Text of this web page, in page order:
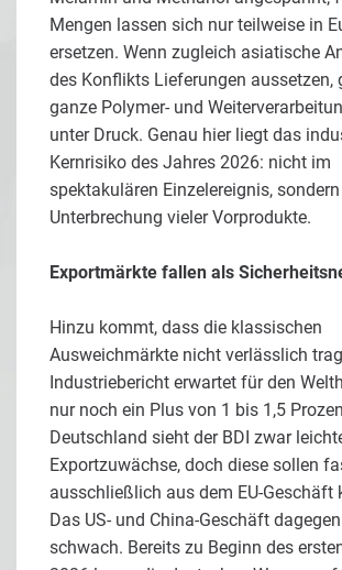
Mengen lassen sich nur teilweise in
ersetzen. Wenn zugleich asiatische
des Konflikts Lieferungen aussetzen,
ganze Polymer- und
unter Druck. Genau hier liegt das
Kernrisiko des Jahres 2026: nicht im
spektakulären Einzelereignis,
Unterbrechung vieler Vorprodukte.
Exportmärkte fallen als
Hinzu kommt, dass die klassischen
Ausweichmärkte nicht verlässlich
Industriebericht erwartet für den
nur noch ein Plus von 1 bis 1,5
Deutschland sieht der BDI zwar
Exportzuwächse, doch diese sollen
ausschließlich aus dem EU-Geschäft
Das US- und China-Geschäft
schwach. Bereits zu Beginn des